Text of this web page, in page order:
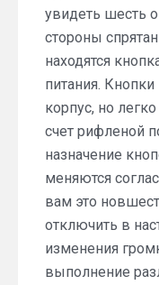
увидеть шесть
стороны
находятся
питания.
корпус, но
счет рифленой
назначение
меняются
вам это
отключить в
изменения
выполнение